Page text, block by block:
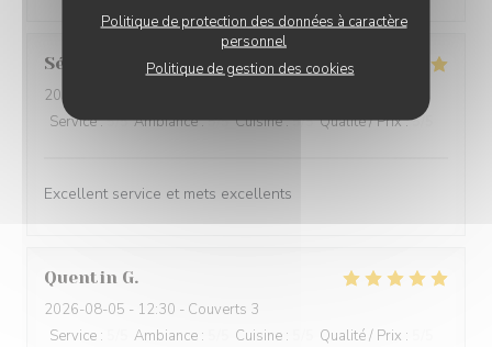
Politique de protection des données à caractère
personnel
Politique de gestion des cookies
Sébastien C
2026-07-31
Service:5/5 Ambiance:5/5 Cuisine:5/5 Qualité / Prix:5/5
Excellent service et mets excellents
Quentin G
2026-08-05 - 12:30 - Couverts 3
Service : Ambiance : Cuisine : Qualité / Prix :